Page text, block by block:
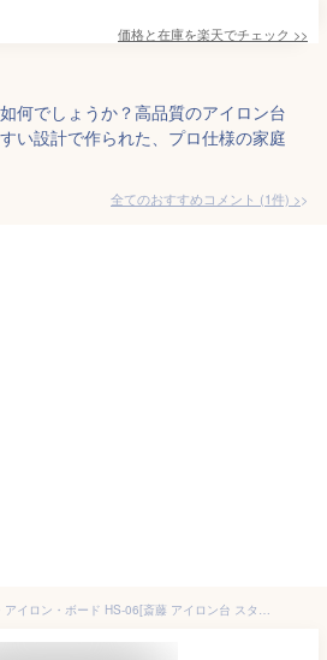
価格と在庫を楽天でチェック >>
何でしょうか？高品質のアイロン台
い設計で作られた、プロ仕様の家庭
全てのおすすめコメント (1件) >
＼特典あり／サイトウ・アイロン・ボード HS-06[斎藤 アイロン台 スタンド式 大きい サイズ プロ 仕様 立ったまま スタンド 高め 高さ調整 ぐらつかない 棚付き 使いやすい 人型 人体型 ズボン 折りたたみ 日本製] 即納